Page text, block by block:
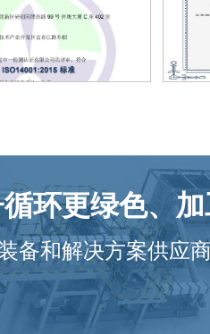
环更绿色、
备和解决方案供应